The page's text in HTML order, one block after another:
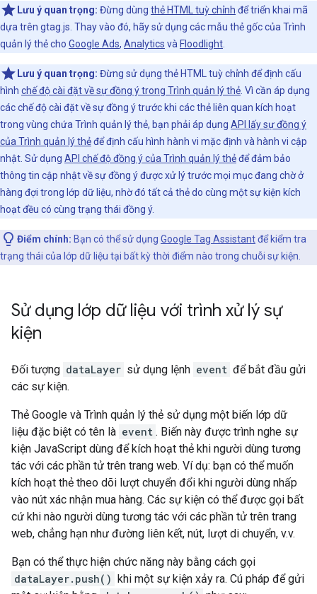
Lưu ý quan trọng: Đừng dùng thẻ HTML tuỳ chỉnh để triển khai mã
dựa trên gtag.js. Thay vào đó, hãy sử dụng các mẫu thẻ gốc của Trình
quản lý thẻ cho Google Ads, Analytics và Floodlight
Lưu ý quan trọng: Đừng sử dụng thẻ HTML tuỳ chỉnh để định cấu
hình chế độ cài đặt về sự đồng ý trong Trình quản lý thẻ . Vì cần áp dụng
các chế độ cài đặt về sự đồng ý trước khi các thẻ liên quan kích hoạt
trong vùng chứa Trình quản lý thẻ, bạn phải áp dụng API lấy sự đồng ý
của Trình quản lý thẻđể định cấu hình hành vi mặc định và hành vi cập
nhật. Sử dụng API chế độ đồng ý của Trình quản lý thẻđể đảm bảo
thông tin cập nhật về sự đồng ý được xử lý trước mọi mục đang chờ ở
hàng đợi trong lớp dữ liệu, nhờ đó tất cả thẻ do cùng một sự kiện kích
hoạt đều có cùng trạng thái đồng ý.
Điểm chính: Bạn có thể sử dụng Google Tag Assistantđể kiểm tra
trạng thái của lớp dữ liệu tại bất kỳ thời điểm nào trong chuỗi sự kiện.
Sử dụng lớp dữ liệu với trình xử lý sự
kiện
Đối tượng dataLayer sử dụng lệnh event để bắt đầu gửi
các sự kiện.
Thẻ Google và Trình quản lý thẻ sử dụng một biến lớp dữ
liệu đặc biệt có tên là event . Biến này được trình nghe sự
kiện JavaScript dùng để kích hoạt thẻ khi người dùng tương
tác với các phần tử trên trang web. Ví dụ: bạn có thể muốn
kích hoạt thẻ theo dõi lượt chuyển đổi khi người dùng nhấp
vào nút xác nhận mua hàng. Các sự kiện có thể được gọi bất
cứ khi nào người dùng tương tác với các phần tử trên trang
web, chẳng hạn như đường liên kết, nút, lượt di chuyển, v.v.
Bạn có thể thực hiện chức năng này bằng cách gọi
dataLayer.push() khi một sự kiện xảy ra. Cú pháp để gửi